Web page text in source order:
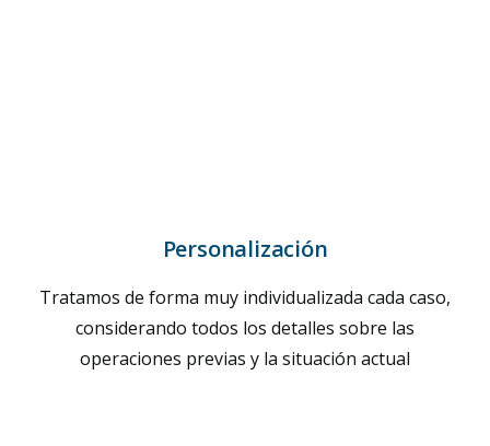
Personalización
Tratamos de forma muy individualizada cada caso,
considerando todos los detalles sobre las
operaciones previas y la situación actual